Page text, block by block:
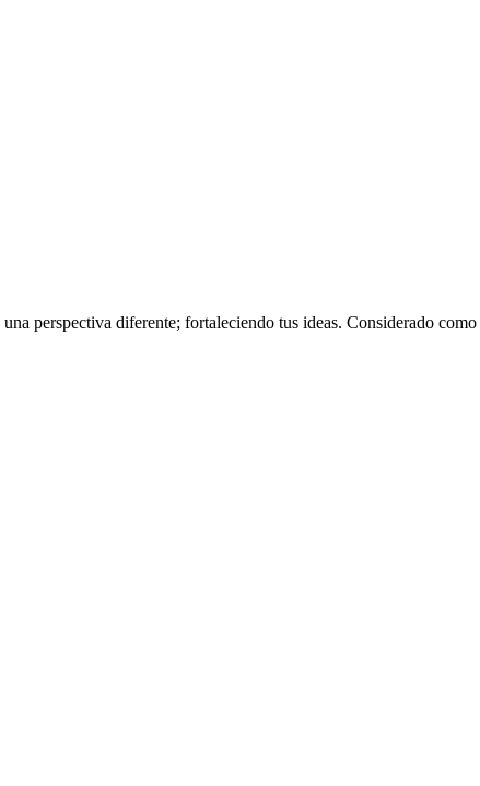
perspectiva diferente; fortaleciendo tus ideas. Considerado